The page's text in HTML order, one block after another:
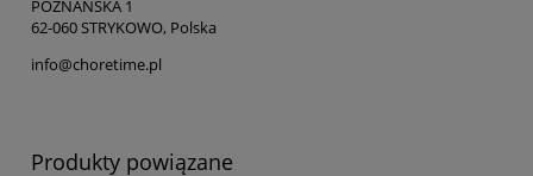
POZNAŃSKA 1
62-060 STRYKOWO, Polska
info@choretime.pl
Produkty powiązane